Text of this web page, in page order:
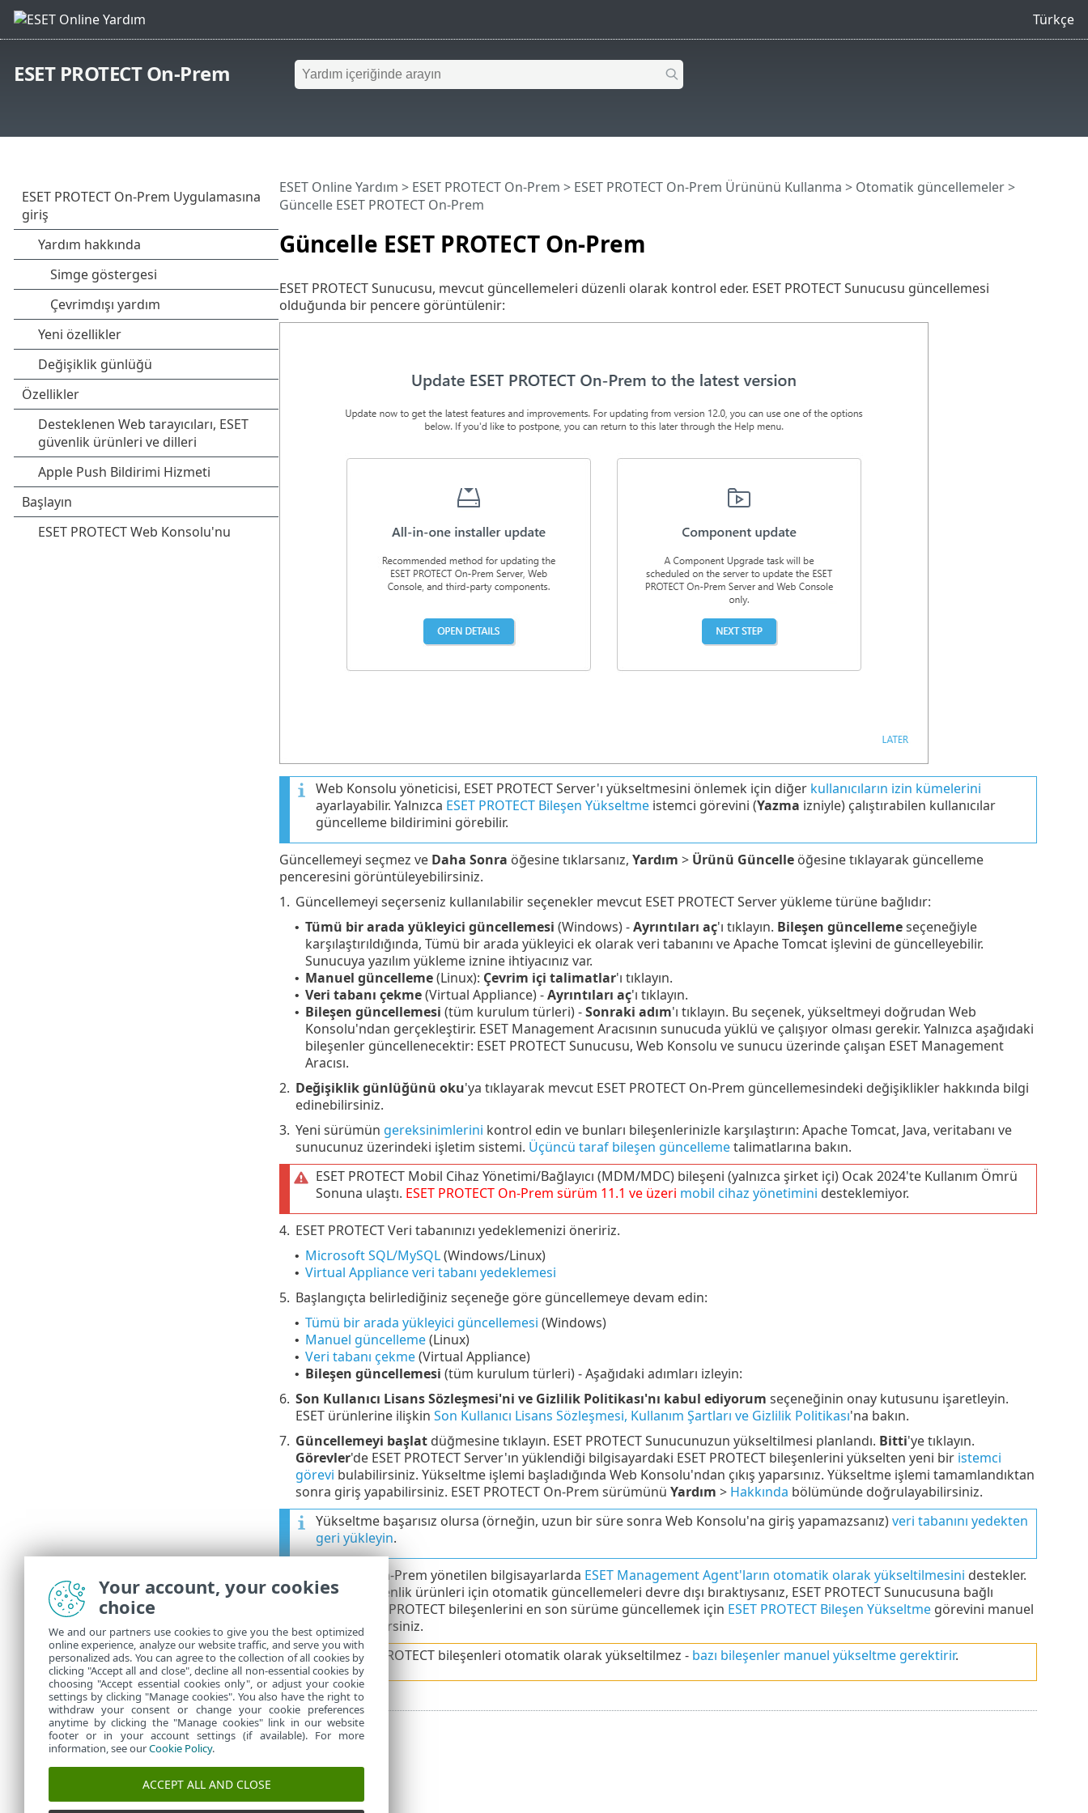
Türkçe
ESET PROTECT On-Prem
Güncelle ESET PROTECT On-Prem
ESET Online Yardım > ESET PROTECT On-Prem > ESET PROTECT On-Prem Ürününü Kullanma > Otomatik güncellemeler>
Güncelle ESET PROTECT On-Prem
ESET PROTECT Sunucusu, mevcut güncellemeleri düzenli olarak kontrol eder. ESET PROTECT Sunucusu güncellemesi
olduğunda bir pencere görüntülenir:
Web Konsolu yöneticisi, ESET PROTECT Server'ı yükseltmesini önlemek için diğer kullanıcıların izin kümelerini
ayarlayabilir. Yalnızca ESET PROTECT Bileşen Yükseltmeistemci görevini (Yazma izniyle) çalıştırabilen kullanıcılar
güncelleme bildirimini görebilir.
Güncellemeyi seçmez ve Daha Sonra öğesine tıklarsanız, Yardım > Ürünü Güncelleöğesine tıklayarak güncelleme
penceresini görüntüleyebilirsiniz.
1. Güncellemeyi seçerseniz kullanılabilir seçenekler mevcut ESET PROTECT Server yükleme türüne bağlıdır:
• Tümü bir arada yükleyici güncellemesi (Windows) -Ayrıntıları aç'ı tıklayın. Bileşen güncellemeseçeneğiyle
karşılaştırıldığında, Tümü bir arada yükleyici ek olarak veri tabanını ve Apache Tomcat işlevini de güncelleyebilir.
Sunucuya yazılım yükleme iznine ihtiyacınız var.
• Manuel güncelleme(Linux): Çevrim içi talimatlar'ı tıklayın.
• Veri tabanı çekme(Virtual Appliance) -Ayrıntıları aç'ı tıklayın.
• Bileşen güncellemesi (tüm kurulum türleri) -Sonraki adım'ı tıklayın. Bu seçenek, yükseltmeyi doğrudan Web
Konsolu'ndan gerçekleştirir. ESET Management Aracısının sunucuda yüklü ve çalışıyor olması gerekir. Yalnızca aşağıdaki
bileşenler güncellenecektir: ESET PROTECT Sunucusu, Web Konsolu ve sunucu üzerinde çalışan ESET Management
Aracısı.
2. Değişiklik günlüğünü oku'ya tıklayarak mevcut ESET PROTECT On-Prem güncellemesindeki değişiklikler hakkında bilgi
edinebilirsiniz.
3. Yeni sürümün gereksinimlerini kontrol edin ve bunları bileşenlerinizle karşılaştırın: Apache Tomcat, Java, veritabanı ve
sunucunuz üzerindeki işletim sistemi. Üçüncü taraf bileşen güncellemetalimatlarına bakın.
ESET PROTECT Mobil Cihaz Yönetimi/Bağlayıcı (MDM/MDC) bileşeni (yalnızca şirket içi) Ocak 2024'te Kullanım Ömrü
Sonuna ulaştı. ESET PROTECT On-Prem sürüm 11.1 ve üzeri mobil cihaz yönetimini desteklemiyor.
4. ESET PROTECT Veri tabanınızı yedeklemenizi öneririz.
• Microsoft SQL/MySQL(Windows/Linux)
• Virtual Appliance veri tabanı yedeklemesi
5. Başlangıçta belirlediğiniz seçeneğe göre güncellemeye devam edin:
• Tümü bir arada yükleyici güncellemesi (Windows)
• Manuel güncelleme(Linux)
• Veri tabanı çekme(Virtual Appliance)
• Bileşen güncellemesi (tüm kurulum türleri) - Aşağıdaki adımları izleyin:
6. Son Kullanıcı Lisans Sözleşmesi'ni ve Gizlilik Politikası'nı kabul ediyorum seçeneğinin onay kutusunu işaretleyin.
ESET ürünlerine ilişkin Son Kullanıcı Lisans Sözleşmesi, Kullanım Şartları ve Gizlilik Politikası'na bakın.
7. Güncellemeyi başlatdüğmesine tıklayın. ESET PROTECT Sunucunuzun yükseltilmesi planlandı. Bitti'ye tıklayın.
Görevler'de ESET PROTECT Server'ın yüklendiği bilgisayardaki ESET PROTECT bileşenlerini yükselten yeni bir istemci
görevi bulabilirsiniz. Yükseltme işlemi başladığında Web Konsolu'ndan çıkış yaparsınız. Yükseltme işlemi tamamlandıktan
sonra giriş yapabilirsiniz. ESET PROTECT On-Prem sürümünü Yardım > Hakkında bölümünde doğrulayabilirsiniz.
Yükseltme başarısız olursa (örneğin, uzun bir süre sonra Web Konsolu'na giriş yapamazsanız)veri tabanını yedekten
geri yükleyin.
ESET PROTECT On-Prem yönetilen bilgisayarlarda ESET Management Agent'ların otomatik olarak yükseltilmesini destekler.
Aracılar veya güvenlik ürünleri için otomatik güncellemeleri devre dışı bıraktıysanız, ESET PROTECT Sunucusuna bağlı
cihazlardaki ESET PROTECT bileşenlerini en son sürüme güncellemek için ESET PROTECT Bileşen Yükseltmegörevini manuel
olarak çalıştırabilirsiniz.
Tüm ESET PROTECT bileşenleri otomatik olarak yükseltilmez - bazı bileşenler manuel yükseltme gerektirir.
Your account, your cookies
choice
We and our partners use cookies to give you the best optimized
online experience, analyze our website traffic, and serve you with
personalized ads. You can agree to the collection of all cookies by
clicking "Accept all and close", decline all non-essential cookies by
choosing "Accept essential cookies only", or adjust your cookie
settings by clicking "Manage cookies". You also have the right to
withdraw your consent or change your cookie preferences
anytime by clicking the "Manage cookies" link in our website
footer or in your account settings (if available). For more
information, see ourCookie Policy.
ACCEPT ALL AND CLOSE